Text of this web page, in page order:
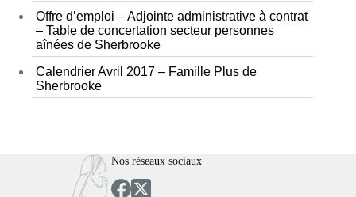
Offre d’emploi – Adjointe administrative à contrat
– Table de concertation secteur personnes
aînées de Sherbrooke
Calendrier Avril 2017 – Famille Plus de
Sherbrooke
Nos réseaux sociaux